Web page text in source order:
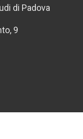
di Padova
9